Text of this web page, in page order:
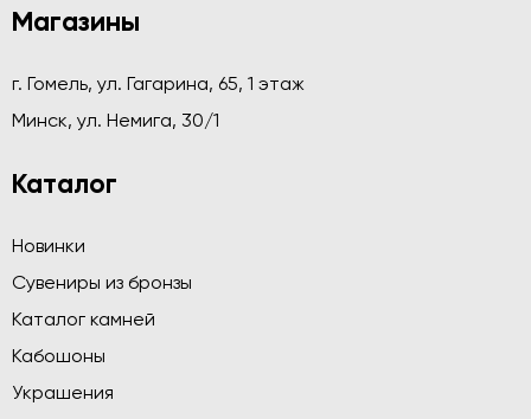
Магазины
г. Гомель, ул. Гагарина, 65, 1 этаж
Минск, ул. Немига, 30/1
Каталог
Новинки
Сувениры из бронзы
Каталог камней
Кабошоны
Украшения